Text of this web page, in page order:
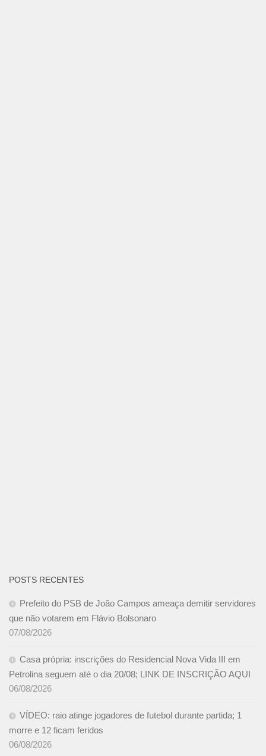
POSTS RECENTES
Prefeito do PSB de João Campos ameaça demitir servidores
que não votarem em Flávio Bolsonaro
07/08/2026
Casa própria: inscrições do Residencial Nova Vida III em
Petrolina seguem até o dia 20/08; LINK DE INSCRIÇÃO AQUI
06/08/2026
VÍDEO: raio atinge jogadores de futebol durante partida; 1
morre e 12 ficam feridos
06/08/2026